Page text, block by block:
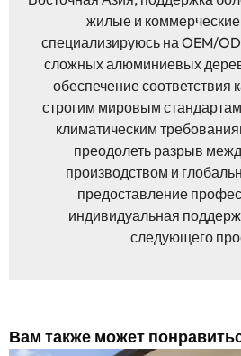
жилые и
специализируюсь на OEM/
сложных алюминиевых
обеспечение соответствия
строгим мировым
климатическим
преодолеть разрыв
производством и
предоставление
индивидуальная
следующего
Вам также может